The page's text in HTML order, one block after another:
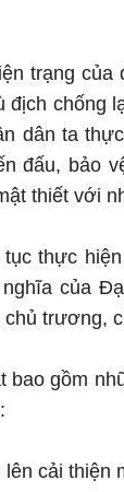
trạng
chống
dân ta
đấu, bảo
thiết với
thực
của
chủ trương,
gồm
lên cải